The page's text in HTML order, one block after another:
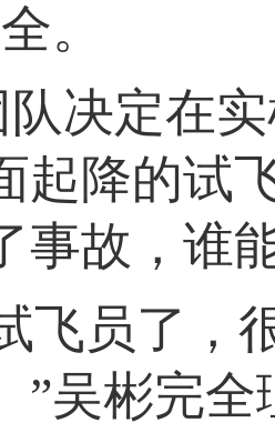
。
决定在
起降的试
事故，谁
飞员了，
”吴彬完